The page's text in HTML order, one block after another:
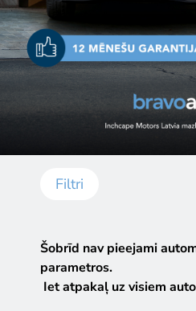
Filtri
Šobrīd nav pieejami
parametros.
Iet atpakaļ uz visiem auto